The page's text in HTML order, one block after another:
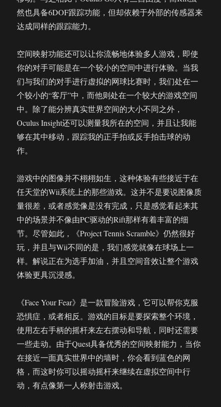
然也具备6DOF跟踪功能，但却依赖于外部的传感器来
达成同样的跟踪能力。
空间映射功能还可以让你流畅地体验多人游戏，即使
你的对手可能是在一个较小的空间中进行体验。当我
们与我们的对手进行虚拟的网球比赛时，我们处在一
个较小的“客厅”中，而他则处在一个较大的游戏空间
中。除了能分辨真实世界空间的大小不同之外，
Oculus Insight还可以测量我所在的空间，并且让我能
够在其中移动，跟踪我的正手拍或反手拍击球的动
作。
游戏中的图像并不栩栩如生，这种体验有些接近于在
任天堂的Wii系统上的那些游戏。这并不是要说图像质
量很差，或者感觉像是没有完成，只是感觉看起来其
中的场景并不像由PC驱动的Rift那样有着丰富的细
节。尽管如此，《Project Tennis Scramble》仍然很好
玩，并且与Wii不同的是，我们感觉就像在球场上一
样。解说正在为选手加油，并且空间音效让整个游戏
体验更具沉浸感。
《Face Your Fear》是一款冒险游戏，它可以帮你克服
恐惧症，或者相反。游戏的目标是要探索整个环境，
使用左右手柄的摇杆来左右摆动和导航，同时还需要
一些走动。由于Quest具备优秀的空间映射能力，当你
在接近一面真实世界中的墙时，你会看到蓝色的网
格，而这时你可以摇动摇杆来继续在虚拟空间中行
动，有点像第一人称射击游戏。